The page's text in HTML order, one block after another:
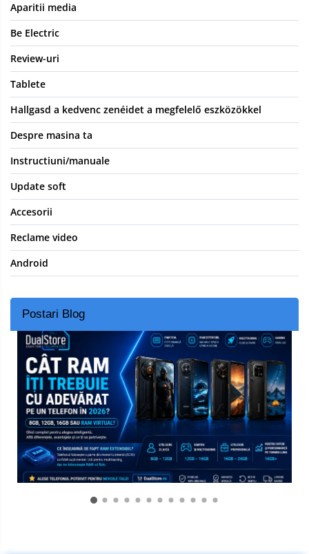
Aparitii media
Be Electric
Review-uri
Tablete
Hallgasd a kedvenc zenéidet a megfelelő eszközökkel
Despre masina ta
Instructiuni/manuale
Update soft
Accesorii
Reclame video
Android
Postari Blog